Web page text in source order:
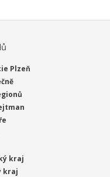
Plzeň
kraj
kraj